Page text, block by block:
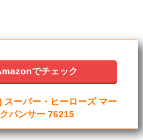
でチェック
スーパー・ヒーローズ マー
パンサー 76215